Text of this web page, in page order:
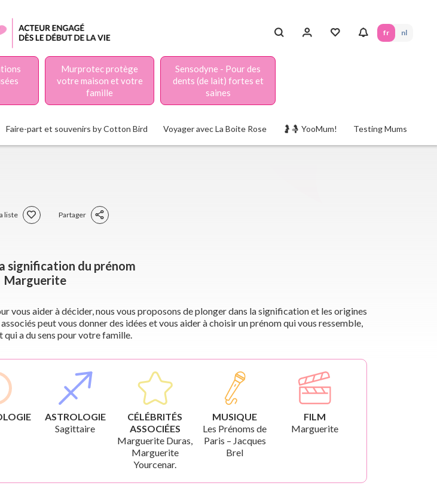
fr nl
Murprotec protège
votre maison et votre
famille
Sensodyne - Pour des
dents (de lait) fortes et
saines
Faire-part et souvenirs by Cotton Bird Voyager avec La Boite Rose 🤰🤱 YooMum! Testing Mums
liste Partager
signification du prénom
Marguerite
vous aider à décider, nous vous proposons de plonger dans la signification et les origines
peut vous donner des idées et vous aider à choisir un prénom qui vous ressemble,
qui a du sens pour votre famille.
ASTROLOGIE
Sagittaire
CÉLÉBRITÉS
ASSOCIÉES
Marguerite Duras,
Marguerite
Yourcenar.
MUSIQUE
Les Prénoms de
Paris – Jacques
Brel
FILM
Marguerite